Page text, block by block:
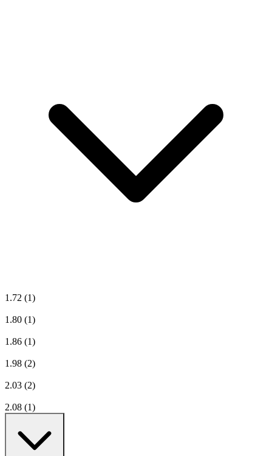
1.72 (1)
1.80 (1)
1.86 (1)
1.98 (2)
2.03 (2)
2.08 (1)